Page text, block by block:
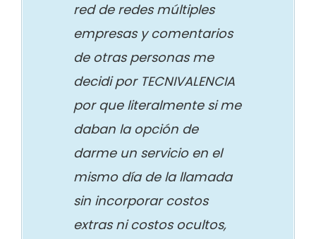
red de redes múltiples
empresas y comentarios
de otras personas me
decidi por TECNIVALENCIA
por que literalmente si me
daban la opción de
darme un servicio en el
mismo día de la llamada
sin incorporar costos
extras ni costos ocultos,